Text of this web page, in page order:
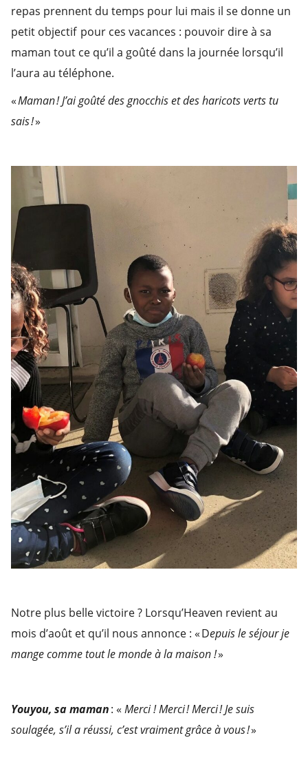
repas prennent du temps pour lui mais il se donne un
petit objectif pour ces vacances : pouvoir dire à sa
maman tout ce qu’il a goûté dans la journée lorsqu’il
l’aura au téléphone.
«Maman ! J’ai goûté des gnocchis et des haricots verts tu
sais !»
Notre plus belle victoire ? Lorsqu’Heaven revient au
mois d’août et qu’il nous annonce : « Depuis le séjour je
mange comme tout le monde à la maison !»
Youyou, sa maman: « Merci ! Merci ! Merci ! Je suis
soulagée, s’il a réussi, c’est vraiment grâce à vous !»